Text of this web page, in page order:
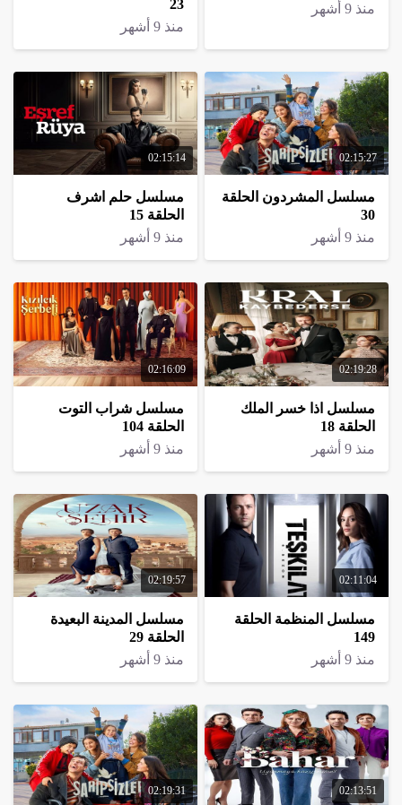
منذ 9 أشهر
23
منذ 9 أشهر
02:15:27
مسلسل المشردون الحلقة
30
منذ 9 أشهر
02:15:14
مسلسل حلم اشرف
الحلقة 15
منذ 9 أشهر
02:19:28
مسلسل اذا خسر الملك
الحلقة 18
منذ 9 أشهر
02:16:09
مسلسل شراب التوت
الحلقة 104
منذ 9 أشهر
02:11:04
مسلسل المنظمة الحلقة
149
منذ 9 أشهر
02:19:57
مسلسل المدينة البعيدة
الحلقة 29
منذ 9 أشهر
02:13:51
02:19:31